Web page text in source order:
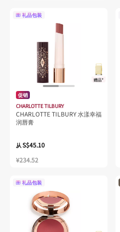
礼品包装
赠品*
促销
CHARLOTTE TILBURY
CHARLOTTE TILBURY 水漾幸福
润唇膏
从S$45.10
¥234.52
礼品包装